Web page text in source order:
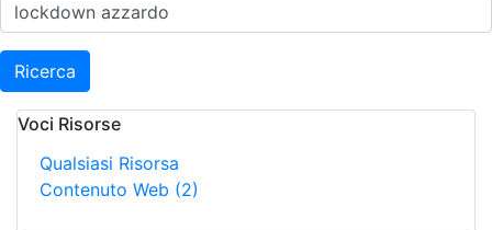
Ricerca
Voci Risorse
Qualsiasi Risorsa
Contenuto Web (2)